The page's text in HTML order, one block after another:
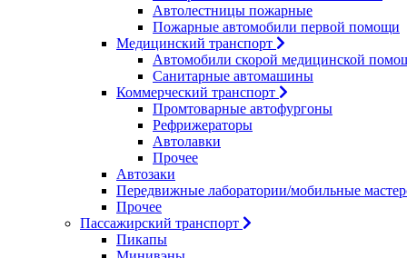
Автолестницы пожарные
Пожарные автомобили первой помощи
Медицинский транспорт
Автомобили скорой медицинской
Санитарные автомашины
Коммерческий транспорт
Промтоварные автофургоны
Рефрижераторы
Автолавки
Прочее
Автозаки
Передвижные лаборатории/мобильные
Прочее
Пассажирский транспорт
Пикапы